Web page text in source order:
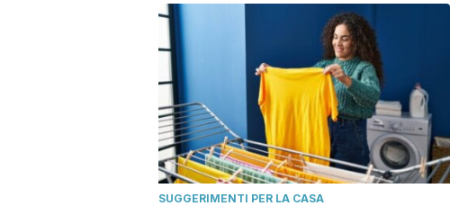
SUGGERIMENTI PER LA CASA